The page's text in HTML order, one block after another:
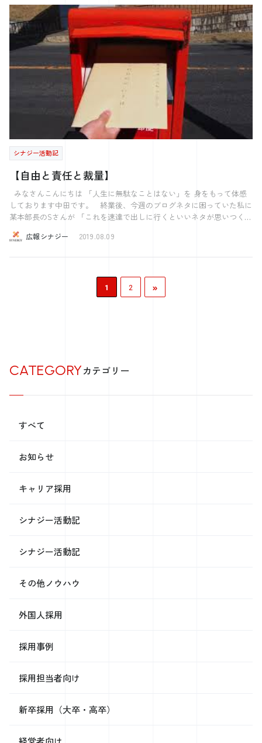
興味がありましたら、ご参加頂ければと思います。
あまりに、本来は賞賛されないような結果に終わった時でも表面を取り
繕うとする人が出てきます。 ここに一流と二流を分ける差が出ます。
一流は内なる声に従い、正しく強く行動する。 二流は、世間の評価を
得たいがために、自分と周囲を欺き、浮つく。世間の評価を得ることを
最重視し、本質を見失ってしまいます。 では具体的にどう違うのかを
イチローのエピソードを交えて説明します。 8年目のシーズンで5年連
続の首位打者という偉業を成し遂げていたイチロー選手は、いつものよ
うにバッターボックスに立ちピッチャーからのボールを容易にとらえ三
遊間を飛んでいくボールをイメージしながら走り出したが、結果はボテ
ボテのセカンドゴロ、にもかかわらず一塁を駆け抜けたイチローは今ま
でにない感覚を覚え、にやりと笑みを浮かべました。それは何故か？
イチローはこの打席を通じて自分で納得いかなかったバッティングフォ
ームの課題解決法は発見出来たからです。 側から結果だけ見れば
この打席は凡打ですが、ヒット1本打つよりも今後につながる課題解決
の方がずっと価値があることをイチローは分かっていたのです。 表面
的には凡打で世間から認められなくても、自分自身からの評価に真摯に
向き合い、本質を見ているイチローからは大成功だったのです。表面的
な称賛に踊らされず、反対に世間から評価されなくても自分で満足でき
るから彼は一流たりえるのだと思います。 周りの声に耳を傾けること
も必要ですが皆さんは自分の声にも耳を傾けているでしょうか？ 自分
の中で貫かなければならないことはなんでしょうか？今回の記事を通じ
やりたかったことは今日全てやってしまおうという気になるのではない
シナジー活動記
【自由と責任と裁量】
しております中田です。 終業後、今週のブログネタに困っていた私に
某本部長のSさんが 「これを速達で出しに行くといいネタが思いつく
よ」 と言いながら郵便物と500円を渡してきました。 ありがとうござ
います。 いい気晴らしになりました。 本日のテーマは自由について
いで、自らの意思や本性に従っていることをいう、哲学用語です。
由は歴史の中で勝ち取られてきた 人間に平等に必要なものという認識
選択肢が膨大になりました。 自分の好きなものが選びやすいという点
を選択する責任を負いました。 私はあまり優柔不断な方ではないので
裁量が多い会社というのは 何をするのも自由で喜ばれると思われがち
就職3年以内の離職理由のトップが仕事へのストレスであることを考え
ると 新入社員を自由にし過ぎることも考えものかもしれません。 私
来週、今週のように 少なからず絞った形で聞くことにしています。
局 自分は東家 ドラは6マン 4巡目でした。 正解はピンズの４で
け形がいいところから切ってしまうのはもったいないです。 ソーズの
時の待ちの良さで比較しても ピンズ４を残した場合ピンズの３、ピン
ズの５が来れば両面待ちになりますが ソーズの８を残せばソーズの
９の３面待ちになります。 これらを踏まえて、 答えはピンズの４で
広報シナジー 2019.08.09
1 2 »
CATEGORYカテゴリー
すべて
お知らせ
キャリア採用
シナジー活動記
シナジー活動記
その他ノウハウ
外国人採用
採用事例
採用担当者向け
新卒採用（大卒・高卒）